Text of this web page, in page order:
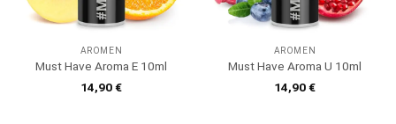
AROMEN
Must Have Aroma E 10ml
14,90€
AROMEN
Must Have Aroma U 10ml
14,90€